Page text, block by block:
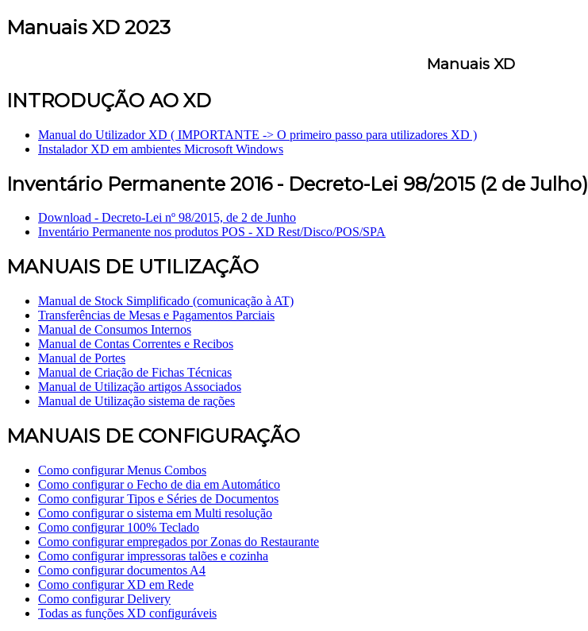
Manuais XD 2023
Manuais XD
INTRODUÇÃO AO XD
Manual do Utilizador XD ( IMPORTANTE -> O primeiro passo para utilizadores XD )
Instalador XD em ambientes Microsoft Windows
Inventário Permanente 2016 - Decreto-Lei 98/2015 (2 de Julho)
Download - Decreto-Lei nº 98/2015, de 2 de Junho
Inventário Permanente nos produtos POS - XD Rest/Disco/POS/SPA
MANUAIS DE UTILIZAÇÃO
Manual de Stock Simplificado (comunicação à AT)
Transferências de Mesas e Pagamentos Parciais
Manual de Consumos Internos
Manual de Contas Correntes e Recibos
Manual de Portes
Manual de Criação de Fichas Técnicas
Manual de Utilização artigos Associados
Manual de Utilização sistema de rações
MANUAIS DE CONFIGURAÇÃO
Como configurar Menus Combos
Como configurar o Fecho de dia em Automático
Como configurar Tipos e Séries de Documentos
Como configurar o sistema em Multi resolução
Como configurar 100% Teclado
Como configurar empregados por Zonas do Restaurante
Como configurar impressoras talões e cozinha
Como configurar documentos A4
Como configurar XD em Rede
Como configurar Delivery
Todas as funções XD configuráveis